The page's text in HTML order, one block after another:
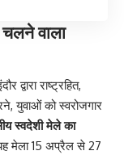
वाला
द्वारा राष्ट्रहित,
युवाओं को स्वरोजगार
स्वदेशी मेले का
मेला 15 अप्रैल से 27